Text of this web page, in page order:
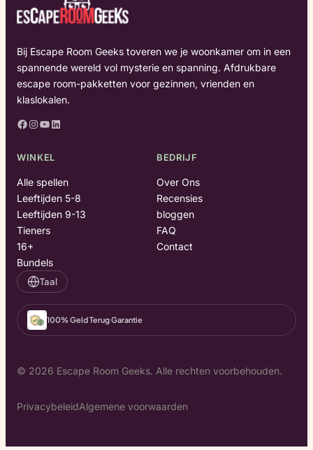
Bij Escape Room Geeks toveren we je woonkamer om in een
spannende wereld vol mysterie en spanning. Afdrukbare
escape room-pakketten voor gezinnen, vrienden en
klaslokalen.
Facebook Instagram YouTube LinkedIn
WINKEL
Alle spellen
Leeftijden 5-8
Leeftijden 9-13
Tieners
16+
Bundels
BEDRIJF
Over Ons
Recensies
bloggen
FAQ
Contact
Taal
100% Geld Terug Garantie
© 2026 Escape Room Geeks. Alle rechten voorbehouden.
PrivacybeleidAlgemene voorwaarden